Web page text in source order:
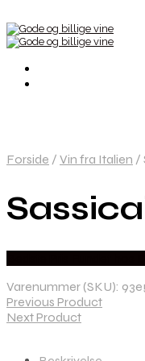
Forside / Vin fra Italien /
Varenummer (SKU):
Previous Product
Next Product